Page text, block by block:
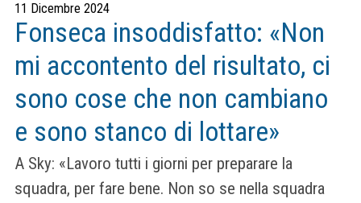
11 Dicembre 2024
Fonseca insoddisfatto: «Non
mi accontento del risultato, ci
sono cose che non cambiano
e sono stanco di lottare»
A Sky: «Lavoro tutti i giorni per preparare la
squadra, per fare bene. Non so se nella squadra